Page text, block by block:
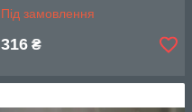
Під замовлення
316 ₴